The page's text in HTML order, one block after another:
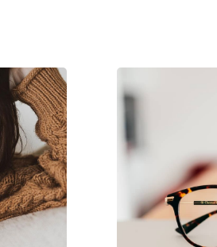
Emporio Armani